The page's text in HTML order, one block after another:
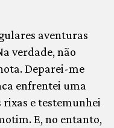
aventuras
verdade, não
Deparei-me
enfrentei uma
e testemunhei
E, no entanto,